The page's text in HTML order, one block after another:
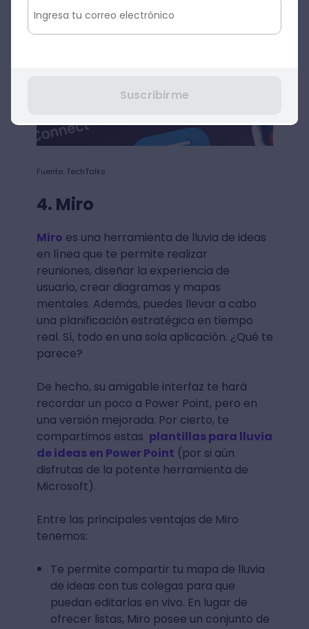
Fuente: TechTalks
4. Miro
Miro es una herramienta de lluvia de ideas
en línea que te permite realizar
reuniones, diseñar la experiencia de
usuario, crear diagramas y mapas
mentales. Además, puedes llevar a cabo
una planificación estratégica en tiempo
real. Sí, todo en una sola aplicación. ¿Qué te
parece?
De hecho, su amigable interfaz te hará
recordar un poco a Power Point, pero en
una versión mejorada. Por cierto, te
compartimos estas ­ plantillas para lluvia
de ideas en Power Point (por si aún
disfrutas de la potente herramienta de
Microsoft).
Entre las principales ventajas de Miro
tenemos:
Te permite compartir tu mapa de lluvia
de ideas con tus colegas para que
puedan editarlas en vivo. En lugar de
ofrecer listas, Miro posee un conjunto de
Suscribirme